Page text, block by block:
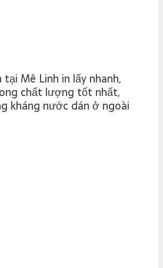
Mê Linh in lấy nhanh,
chất lượng tốt nhất,
kháng nước dán ở ngoài